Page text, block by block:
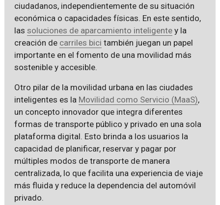
ciudadanos, independientemente de su situación
económica o capacidades físicas. En este sentido,
las soluciones de aparcamiento inteligentey la
creación de carriles bici también juegan un papel
importante en el fomento de una movilidad más
sostenible y accesible.
Otro pilar de la movilidad urbana en las ciudades
inteligentes es la Movilidad como Servicio (MaaS),
un concepto innovador que integra diferentes
formas de transporte público y privado en una sola
plataforma digital. Esto brinda a los usuarios la
capacidad de planificar, reservar y pagar por
múltiples modos de transporte de manera
centralizada, lo que facilita una experiencia de viaje
más fluida y reduce la dependencia del automóvil
privado.